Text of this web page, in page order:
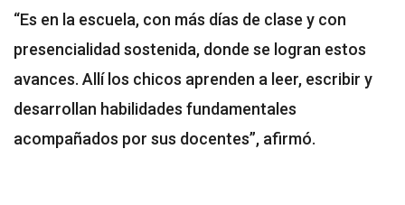
“Es en la escuela, con más días de clase y con
presencialidad sostenida, donde se logran estos
avances. Allí los chicos aprenden a leer, escribir y
desarrollan habilidades fundamentales
acompañados por sus docentes”, afirmó.